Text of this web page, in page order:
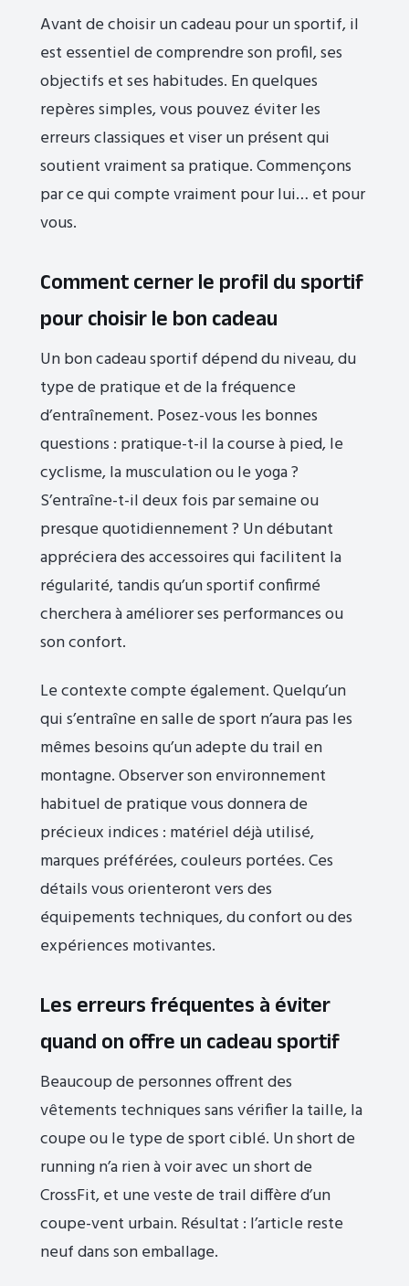
Avant de choisir un cadeau pour un sportif, il
est essentiel de comprendre son profil, ses
objectifs et ses habitudes. En quelques
repères simples, vous pouvez éviter les
erreurs classiques et viser un présent qui
soutient vraiment sa pratique. Commençons
par ce qui compte vraiment pour lui… et pour
vous.
Comment cerner le profil du sportif
pour choisir le bon cadeau
Un bon cadeau sportif dépend du niveau, du
type de pratique et de la fréquence
d’entraînement. Posez-vous les bonnes
questions : pratique-t-il la course à pied, le
cyclisme, la musculation ou le yoga ?
S’entraîne-t-il deux fois par semaine ou
presque quotidiennement ? Un débutant
appréciera des accessoires qui facilitent la
régularité, tandis qu’un sportif confirmé
cherchera à améliorer ses performances ou
son confort.
Le contexte compte également. Quelqu’un
qui s’entraîne en salle de sport n’aura pas les
mêmes besoins qu’un adepte du trail en
montagne. Observer son environnement
habituel de pratique vous donnera de
précieux indices : matériel déjà utilisé,
marques préférées, couleurs portées. Ces
détails vous orienteront vers des
équipements techniques, du confort ou des
expériences motivantes.
Les erreurs fréquentes à éviter
quand on offre un cadeau sportif
Beaucoup de personnes offrent des
vêtements techniques sans vérifier la taille, la
coupe ou le type de sport ciblé. Un short de
running n’a rien à voir avec un short de
CrossFit, et une veste de trail diffère d’un
coupe-vent urbain. Résultat : l’article reste
neuf dans son emballage.